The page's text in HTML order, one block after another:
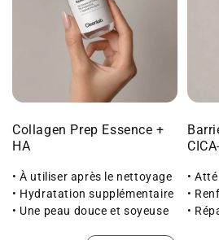
Collagen Prep Essence +
HA
• À utiliser après le nettoyage
• Hydratation supplémentaire
• Une peau douce et soyeuse
•
•
•